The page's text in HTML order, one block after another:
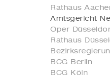
Rathaus
Amtsgericht
Oper
Rathaus
BCG Berlin
BCG Köln